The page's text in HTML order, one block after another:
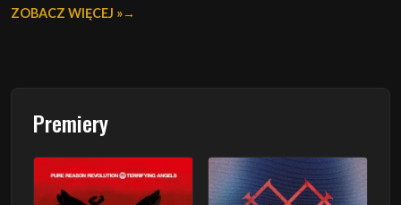
ZOBACZ WIĘCEJ »
Premiery